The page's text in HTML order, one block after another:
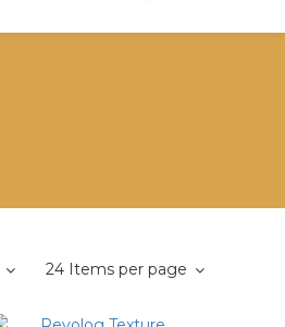
24 Items per page